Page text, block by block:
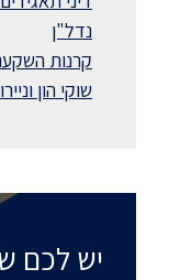
נדל"ן
קרנות
שוקי הון
יש לכם